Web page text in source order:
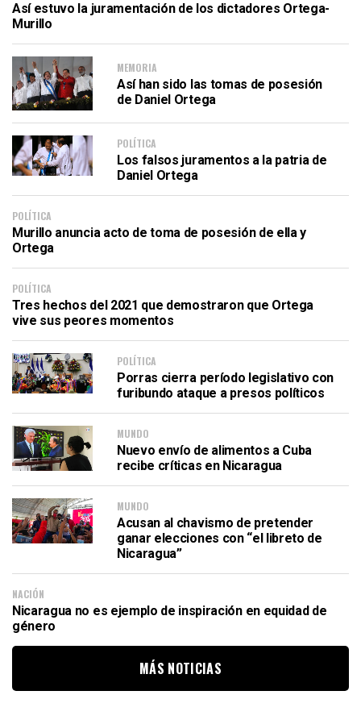
Así estuvo la juramentación de los dictadores Ortega-
Murillo
MEMORIA
Así han sido las tomas de posesión
de Daniel Ortega
POLÍTICA
Los falsos juramentos a la patria de
Daniel Ortega
POLÍTICA
Murillo anuncia acto de toma de posesión de ella y
Ortega
POLÍTICA
Tres hechos del 2021 que demostraron que Ortega
vive sus peores momentos
POLÍTICA
Porras cierra período legislativo con
furibundo ataque a presos políticos
MUNDO
Nuevo envío de alimentos a Cuba
recibe críticas en Nicaragua
MUNDO
Acusan al chavismo de pretender
ganar elecciones con “el libreto de
Nicaragua”
NACIÓN
Nicaragua no es ejemplo de inspiración en equidad de
género
MÁS NOTICIAS